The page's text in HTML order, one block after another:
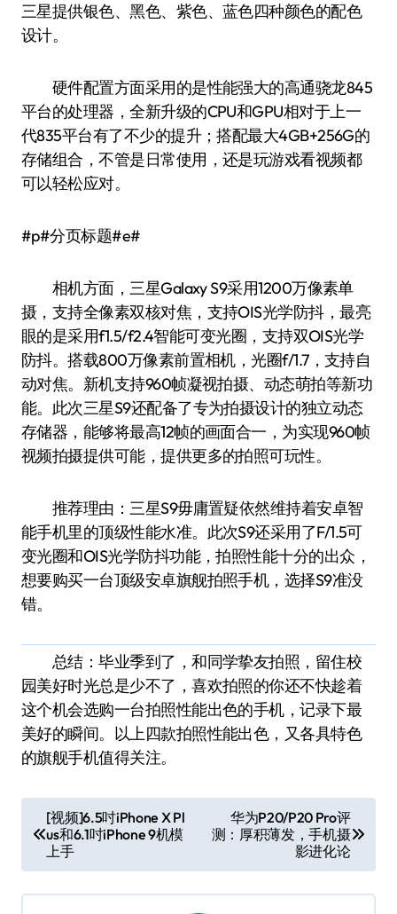
三星提供银色、黑色、紫色、蓝色四种颜色的配色
设计。
硬件配置方面采用的是性能强大的高通骁龙845
平台的处理器，全新升级的CPU和GPU相对于上一
代835平台有了不少的提升；搭配最大4GB+256G的
存储组合，不管是日常使用，还是玩游戏看视频都
可以轻松应对。
#p#分页标题#e#
相机方面，三星Galaxy S9采用1200万像素单
摄，支持全像素双核对焦，支持OIS光学防抖，最亮
眼的是采用f1.5/f2.4智能可变光圈，支持双OIS光学
防抖。搭载800万像素前置相机，光圈f/1.7，支持自
动对焦。新机支持960帧凝视拍摄、动态萌拍等新功
能。此次三星S9还配备了专为拍摄设计的独立动态
存储器，能够将最高12帧的画面合一，为实现960帧
视频拍摄提供可能，提供更多的拍照可玩性。
推荐理由：三星S9毋庸置疑依然维持着安卓智
能手机里的顶级性能水准。此次S9还采用了F/1.5可
变光圈和OIS光学防抖功能，拍照性能十分的出众，
想要购买一台顶级安卓旗舰拍照手机，选择S9准没
错。
总结：毕业季到了，和同学挚友拍照，留住校
园美好时光总是少不了，喜欢拍照的你还不快趁着
这个机会选购一台拍照性能出色的手机，记录下最
美好的瞬间。以上四款拍照性能出色，又各具特色
的旗舰手机值得关注。
章
导
航
[视频]6.5吋iPhone X Pl
us和6.1吋iPhone 9机模
上手
华为P20/P20 Pro评
测：厚积薄发，手机摄
影进化论